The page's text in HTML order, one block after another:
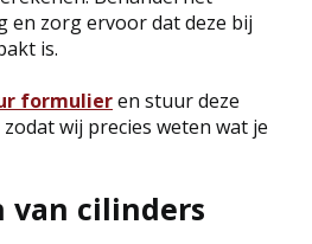
en zorg ervoor dat deze bij
is.
formulieren stuur deze
wij precies weten wat je
van cilinders